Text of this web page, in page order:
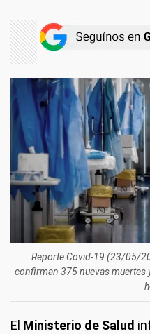
Reporte Covid-19 (23/05/
confirman 375 nuevas muertes
El Ministerio de Salud